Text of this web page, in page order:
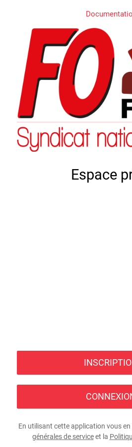
Espace
En utilisant cette application vous en
générales de serviceet la